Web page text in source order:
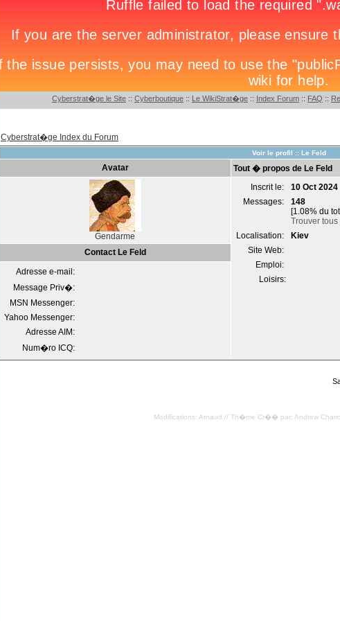
Cyberstrat�ge le Site :: Cyberboutique :: Le WikiStrat�ge :: Index Forum :: FAQ ::
Cyberstrat�ge Index du Forum
Voir le profil :: Le Feld
Avatar Tout � propos de Le Feld
Gendarme
Inscrit le:
10 Oct 2024
Messages:
148
[1.08% du
Trouver
Localisation:
Kiev
Site Web:
Emploi:
Loisirs:
Contact Le Feld
Adresse e-mail:
Message Priv�:
MSN Messenger:
Yahoo Messenger:
Adresse AIM:
Num�ro ICQ:
Modifications: Arnaud // Th�me Cr�� par: Andrew